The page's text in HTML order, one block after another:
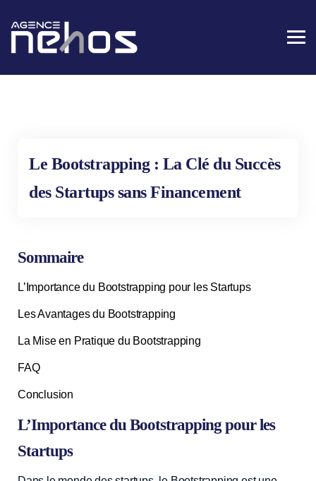
Le Bootstrapping : La Clé du Succès
des Startups sans Financement
Sommaire
L’Importance du Bootstrapping pour les Startups
Les Avantages du Bootstrapping
La Mise en Pratique du Bootstrapping
FAQ
Conclusion
L’Importance du Bootstrapping pour les
Startups